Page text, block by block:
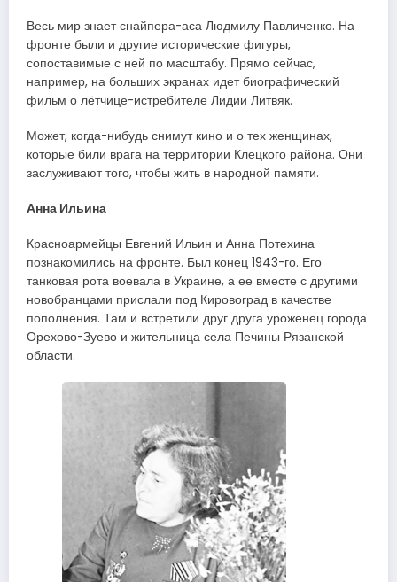
Весь мир знает снайпера-аса Людмилу Павличенко. На
фронте были и другие исторические фигуры,
сопоставимые с ней по масштабу. Прямо сейчас,
например, на больших экранах идет биографический
фильм о лётчице-истребителе Лидии Литвяк.
Может, когда-нибудь снимут кино и о тех женщинах,
которые били врага на территории Клецкого района. Они
заслуживают того, чтобы жить в народной памяти.
Анна Ильина
Красноармейцы Евгений Ильин и Анна Потехина
познакомились на фронте. Был конец 1943-го. Его
танковая рота воевала в Украине, а ее вместе с другими
новобранцами прислали под Кировоград в качестве
пополнения. Там и встретили друг друга уроженец города
Орехово-Зуево и жительница села Печины Рязанской
области.